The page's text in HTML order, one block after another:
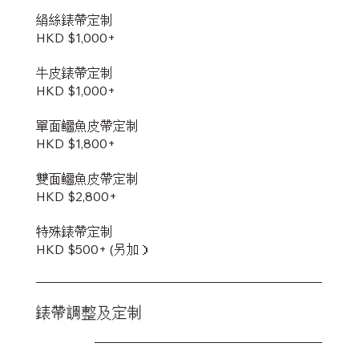
絹絲錶帶定制
HKD $1,000+
牛皮錶帶定制
HKD $1,000+
單面鱷魚皮帶定制
HKD $1,800+
雙面鱷魚皮帶定制
​HKD $2,800+
特殊錶帶定制
HKD $500+ (另加）
錶帶調整及定制